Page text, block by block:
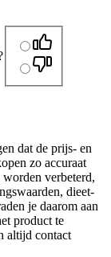
dat de prijs- en
zo accuraat
verbeterd,
dieet-
je daarom aan
product te
altijd contact